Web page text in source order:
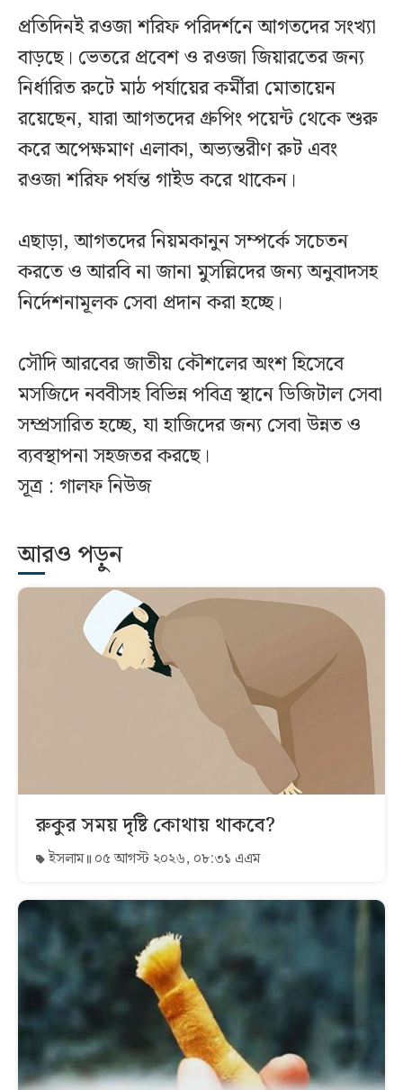
প্রতিদিনই রওজা শরিফ পরিদর্শনে আগতদের সংখ্যা
বাড়ছে। ভেতরে প্রবেশ ও রওজা জিয়ারতের জন্য
নির্ধারিত রুটে মাঠ পর্যায়ের কর্মীরা মোতায়েন
রয়েছেন, যারা আগতদের গ্রুপিং পয়েন্ট থেকে শুরু
করে অপেক্ষমাণ এলাকা, অভ্যন্তরীণ রুট এবং
রওজা শরিফ পর্যন্ত গাইড করে থাকেন।
এছাড়া, আগতদের নিয়মকানুন সম্পর্কে সচেতন
করতে ও আরবি না জানা মুসল্লিদের জন্য অনুবাদসহ
নির্দেশনামূলক সেবা প্রদান করা হচ্ছে।
সৌদি আরবের জাতীয় কৌশলের অংশ হিসেবে
মসজিদে নববীসহ বিভিন্ন পবিত্র স্থানে ডিজিটাল সেবা
সম্প্রসারিত হচ্ছে, যা হাজিদের জন্য সেবা উন্নত ও
ব্যবস্থাপনা সহজতর করছে।
সূত্র : গালফ নিউজ
আরও পড়ুন
রুকুর সময় দৃষ্টি কোথায় থাকবে?
ইসলাম ০৫ আগস্ট ২০২৬, ০৮:৩১ এএম